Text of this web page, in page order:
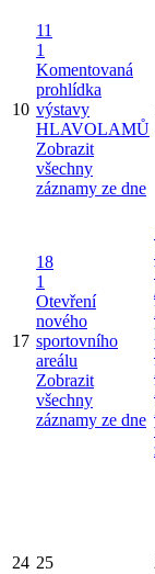
10
11
1
Komentovaná
prohlídka
výstavy
HLAVOLAMŮ
Zobrazit
všechny
záznamy ze dne
17
18
1
Otevření
nového
sportovního
areálu
Zobrazit
všechny
záznamy ze dne
24 25